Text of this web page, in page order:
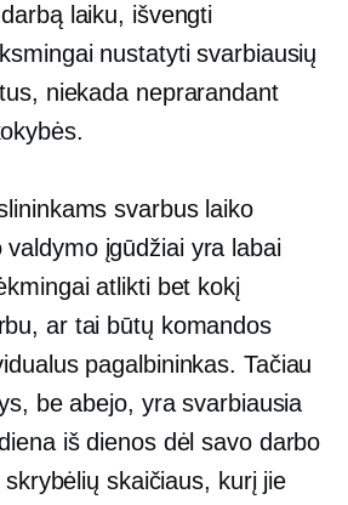
laiku, išvengti
nustatyti svarbiausių
niekada neprarandant
svarbus laiko
įgūdžiai yra labai
atlikti bet kokį
ar tai būtų komandos
pagalbininkas. Tačiau
be abejo, yra svarbiausia
iš dienosdėl savo darbo
skaičiaus, kurį jie